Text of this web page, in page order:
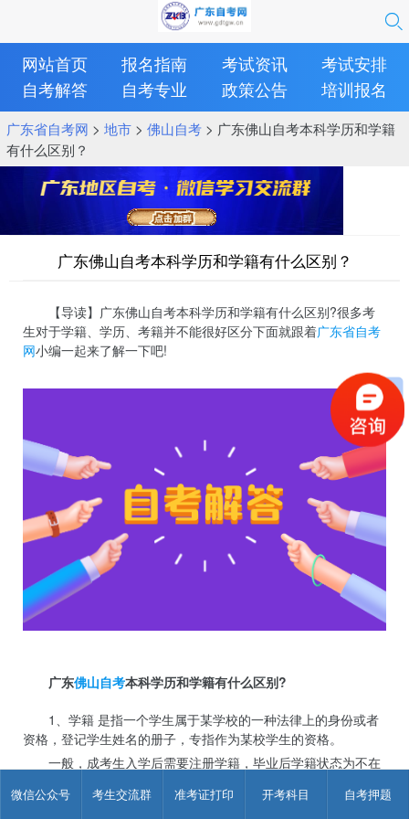
微信公众号 考生交流群 准考证打印 开考科目 自考押题
网站首页 报名指南 考试资讯
考试安排
自考解答
自考专业 政策公告 培训报名
广东省自考网 > 地市> 佛山自考> 广东佛山自考本科学历和学籍
有什么区别？
广东佛山自考本科学历和学籍有什么区别？
【导读】广东佛山自考本科学历和学籍有什么区别?很多考
生对于学籍、学历、考籍并不能很好区分下面就跟着广东省自考
网小编一起来了解一下吧!
广东佛山自考本科学历和学籍有什么区别?
1、学籍 是指一个学生属于某学校的一种法律上的身份或者
资格，登记学生姓名的册子，专指作为某校学生的资格。
一般，成考生入学后需要注册学籍，毕业后学籍状态为不在
骤，也就是说自考生是没有学籍的，报名注册自考取得的是考